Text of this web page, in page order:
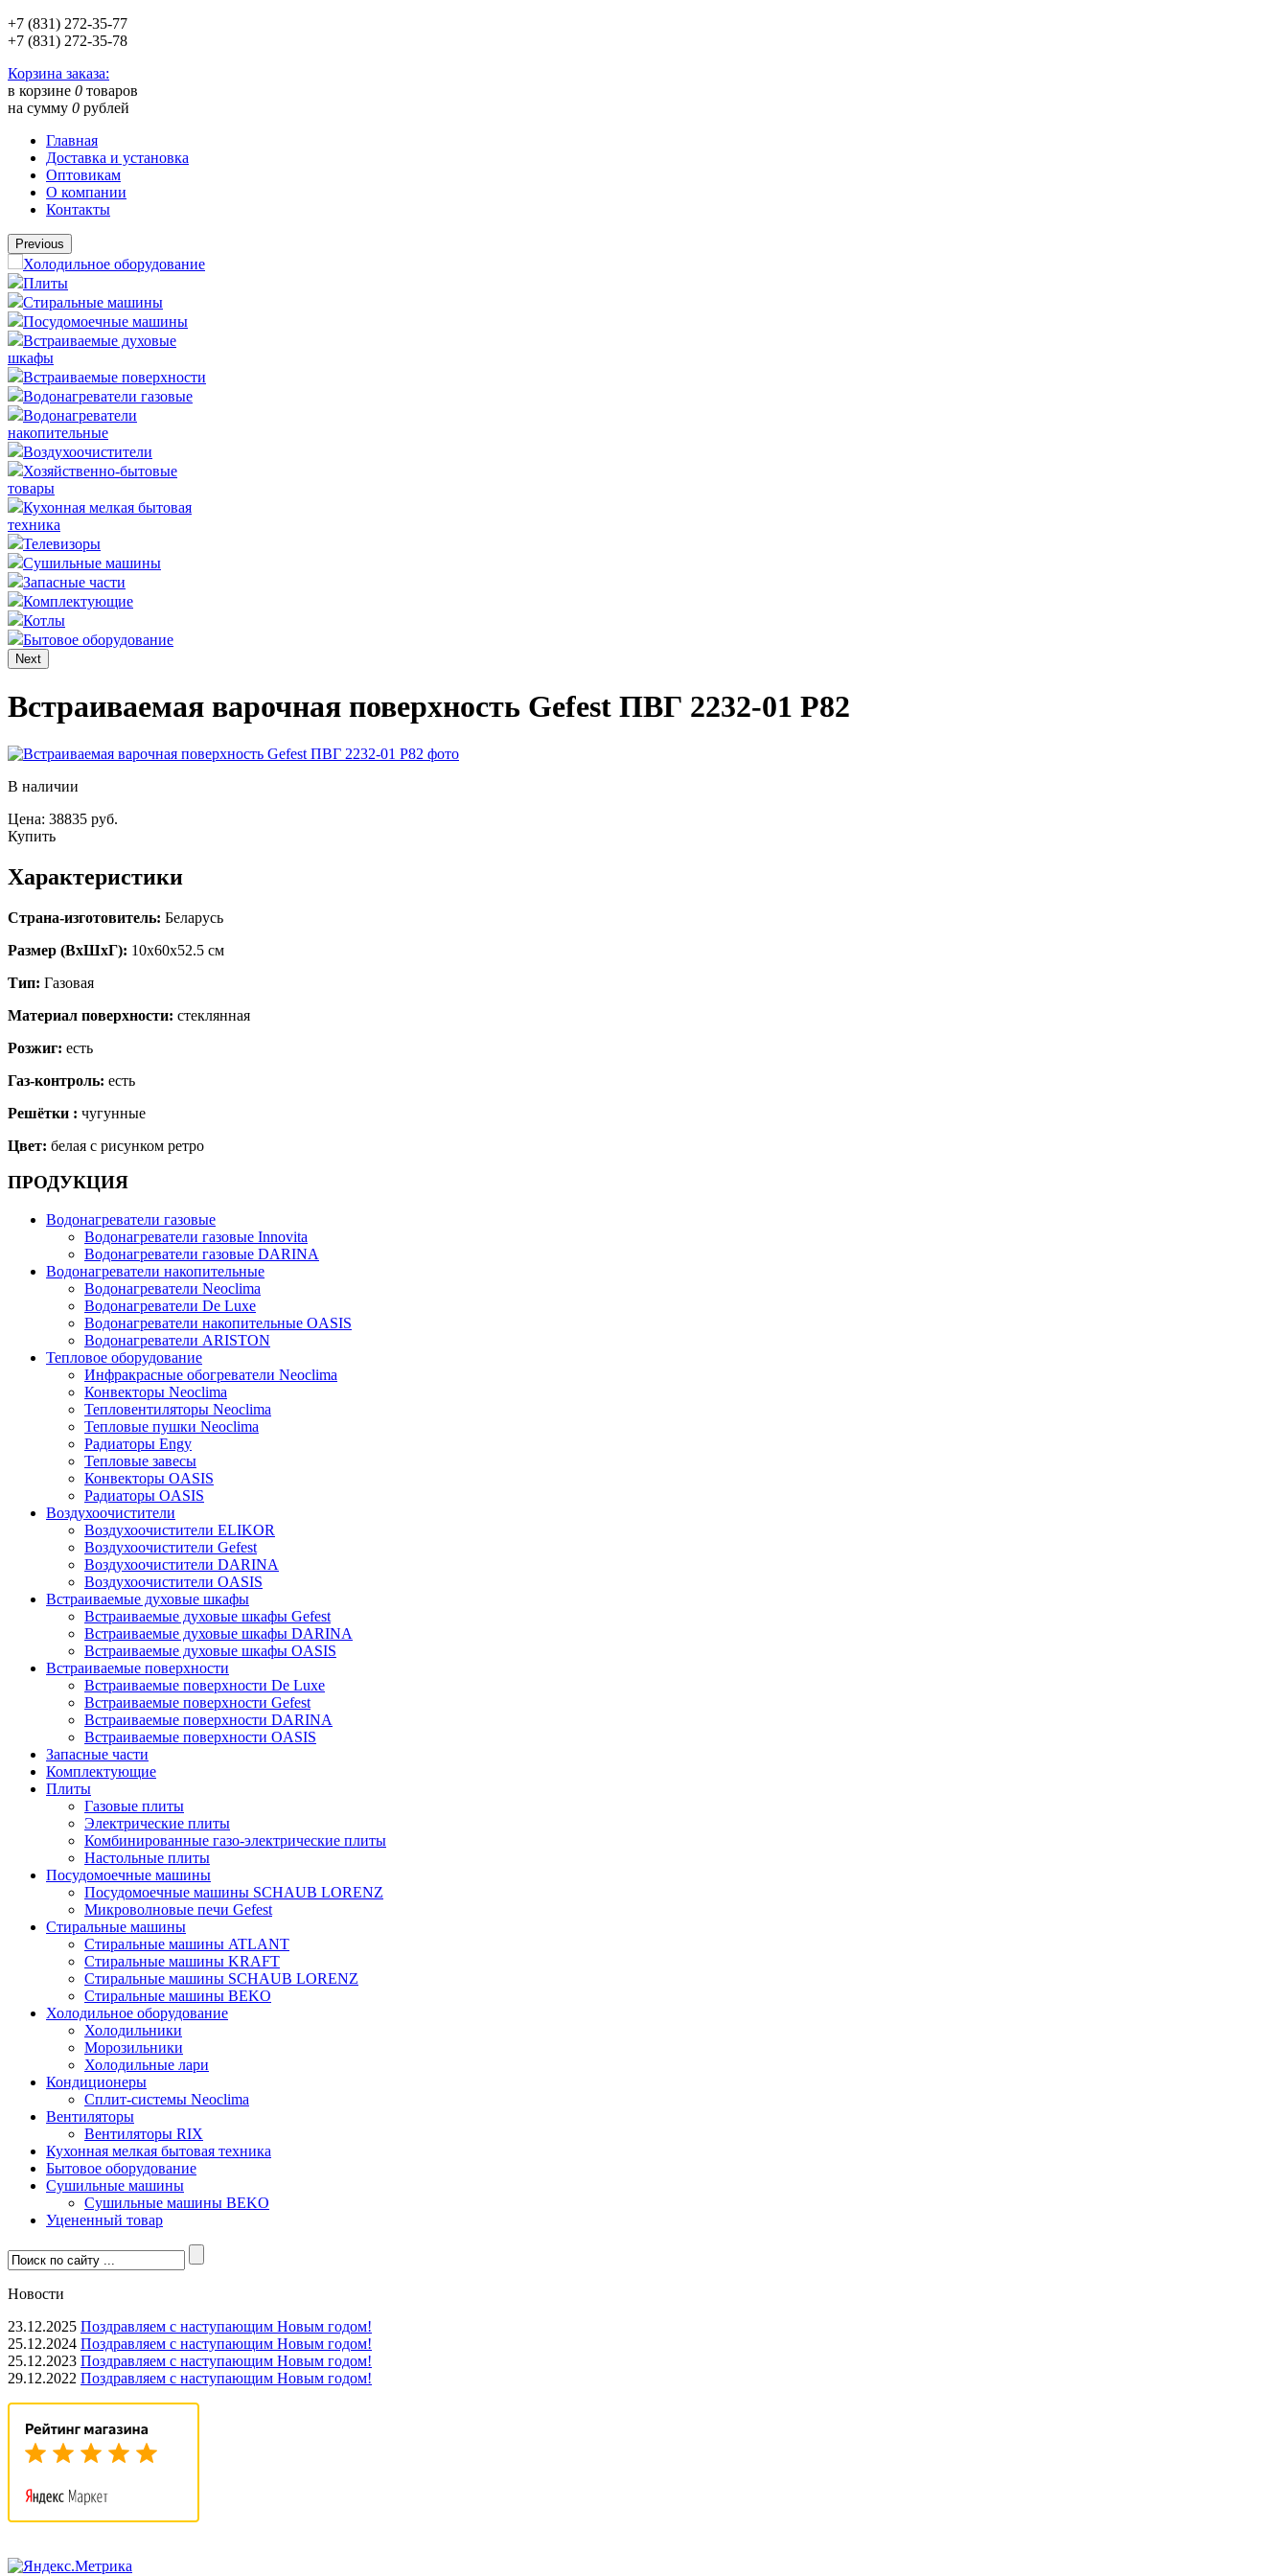
+7 (831) 272-35-77
+7 (831) 272-35-78
Корзина заказа:
в корзине 0 товаров
на сумму 0 рублей
Главная
Доставка и установка
Оптовикам
О компании
Контакты
Previous
Холодильное оборудование
Плиты
Стиральные машины
Посудомоечные машины
Встраиваемые духовые
шкафы
Встраиваемые поверхности
Водонагреватели газовые
Водонагреватели
накопительные
Воздухоочистители
Хозяйственно-бытовые
товары
Кухонная мелкая бытовая
техника
Телевизоры
Сушильные машины
Запасные части
Комплектующие
Котлы
Бытовое оборудование
Next
Встраиваемая варочная поверхность Gefest ПВГ 2232-01 Р82
В наличии
Цена: 38835 руб.
Купить
Характеристики
Страна-изготовитель: Беларусь
Размер (ВхШхГ): 10х60x52.5 см
Тип: Газовая
Материал поверхности: стеклянная
Розжиг: есть
Газ-контроль: есть
Решётки : чугунные
Цвет: белая с рисунком ретро
ПРОДУКЦИЯ
Водонагреватели газовые
Водонагреватели газовые Innovita
Водонагреватели газовые DARINA
Водонагреватели накопительные
Водонагреватели Neoclima
Водонагреватели De Luxe
Водонагреватели накопительные OASIS
Водонагреватели ARISTON
Тепловое оборудование
Инфракрасные обогреватели Neoclima
Конвекторы Neoclima
Тепловентиляторы Neoclima
Тепловые пушки Neoclima
Радиаторы Engy
Тепловые завесы
Конвекторы OASIS
Радиаторы OASIS
Воздухоочистители
Воздухоочистители ELIKOR
Воздухоочистители Gefest
Воздухоочистители DARINA
Воздухоочистители OASIS
Встраиваемые духовые шкафы
Встраиваемые духовые шкафы Gefest
Встраиваемые духовые шкафы DARINA
Встраиваемые духовые шкафы OASIS
Встраиваемые поверхности
Встраиваемые поверхности De Luxe
Встраиваемые поверхности Gefest
Встраиваемые поверхности DARINA
Встраиваемые поверхности OASIS
Запасные части
Комплектующие
Плиты
Газовые плиты
Электрические плиты
Комбинированные газо-электрические плиты
Настольные плиты
Посудомоечные машины
Посудомоечные машины SCHAUB LORENZ
Микроволновые печи Gefest
Стиральные машины
Стиральные машины ATLANT
Стиральные машины KRAFT
Стиральные машины SCHAUB LORENZ
Стиральные машины BEKO
Холодильное оборудование
Холодильники
Морозильники
Холодильные лари
Кондиционеры
Сплит-системы Neoclima
Вентиляторы
Вентиляторы RIX
Кухонная мелкая бытовая техника
Бытовое оборудование
Сушильные машины
Сушильные машины BEKO
Уцененный товар
Новости
23.12.2025 Поздравляем с наступающим Новым годом!
25.12.2024 Поздравляем с наступающим Новым годом!
25.12.2023 Поздравляем с наступающим Новым годом!
29.12.2022 Поздравляем с наступающим Новым годом!